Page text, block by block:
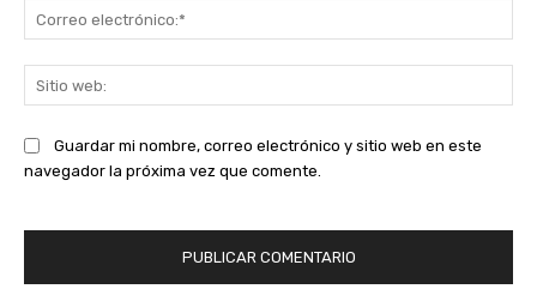
Guardar mi nombre, correo electrónico y sitio web en este
navegador la próxima vez que comente.